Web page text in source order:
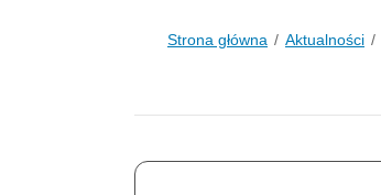
Strona główna Aktualności